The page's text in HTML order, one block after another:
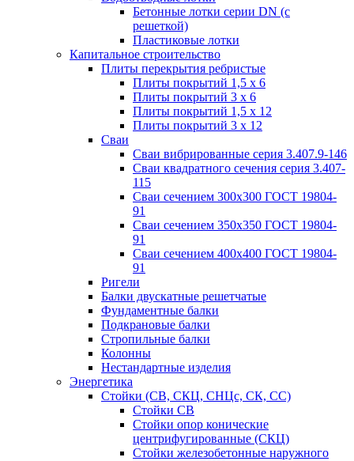
Бетонные лотки серии DN (с
решеткой)
Пластиковые лотки
Капитальное строительство
Плиты перекрытия ребристые
Плиты покрытий 1,5 x 6
Плиты покрытий 3 x 6
Плиты покрытий 1,5 x 12
Плиты покрытий 3 x 12
Сваи
Сваи вибрированные серия 3.407.9-146
Сваи квадратного сечения серия 3.407-
115
Сваи сечением 300х300 ГОСТ 19804-
91
Сваи сечением 350х350 ГОСТ 19804-
91
Сваи сечением 400х400 ГОСТ 19804-
91
Ригели
Балки двускатные решетчатые
Фундаментные балки
Подкрановые балки
Стропильные балки
Колонны
Нестандартные изделия
Энергетика
Стойки (СВ, СКЦ, СНЦс, СК, СС)
Стойки СВ
Стойки опор конические
центрифугированные (СКЦ)
Стойки железобетонные наружного